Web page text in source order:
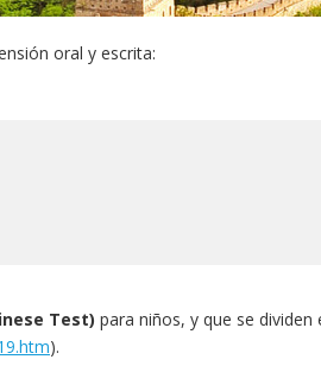
oral y escrita:
Test) para niños, y que se
).